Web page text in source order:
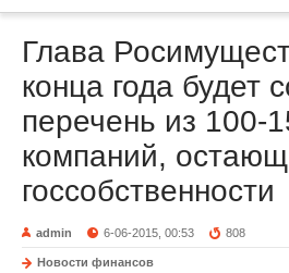
Глава
конца года будет
перечень из 100-
компаний,
госсобственности
admin 6-06-2015, 00:53 808
Новости финансов